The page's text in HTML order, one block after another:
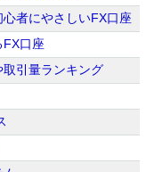
者にやさしいFX口座
FX口座
引量ランキング